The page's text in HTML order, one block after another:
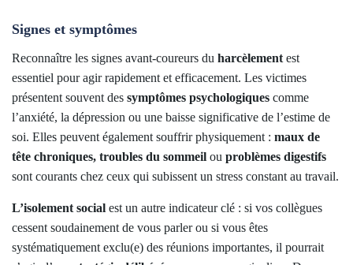
Signes et symptômes
Reconnaître les signes avant-coureurs du harcèlement est
essentiel pour agir rapidement et efficacement. Les victimes
présentent souvent des symptômes psychologiques comme
l’anxiété, la dépression ou une baisse significative de l’estime de
soi. Elles peuvent également souffrir physiquement : maux de
tête chroniques, troubles du sommeil ou problèmes digestifs
sont courants chez ceux qui subissent un stress constant au travail.
L’isolement social est un autre indicateur clé : si vos collègues
cessent soudainement de vous parler ou si vous êtes
systématiquement exclu(e) des réunions importantes, il pourrait